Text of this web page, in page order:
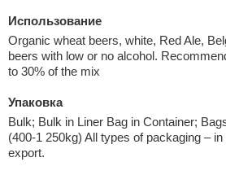
Использование
Organic wheat beers, white, Red Ale,
beers with low or no alcohol.
to 30% of the mix
Упаковка
Bulk; Bulk in Liner Bag in Container;
(400-1 250kg) All types of packaging – in
export.